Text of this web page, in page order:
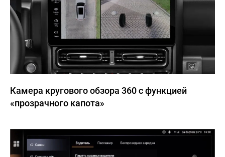
Камера кругового обзора 360 с функцией
«прозрачного капота»